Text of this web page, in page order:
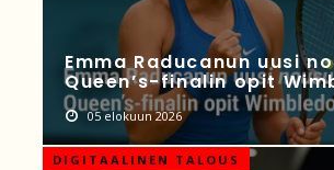
Emma Raducanun uusi
Queen’s-finalin opit
05 elokuun 2026
DIGITAALINEN TALOUS